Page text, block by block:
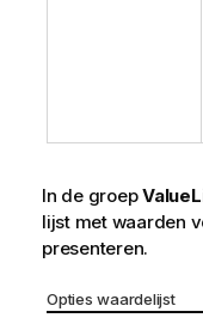
In de groep
lijst met waarden
presenteren.
Opties waardelijst